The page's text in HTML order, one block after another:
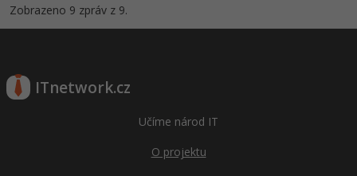
Zobrazeno 9 zpráv z 9.
ITnetwork.cz
Učíme národ IT
O projektu